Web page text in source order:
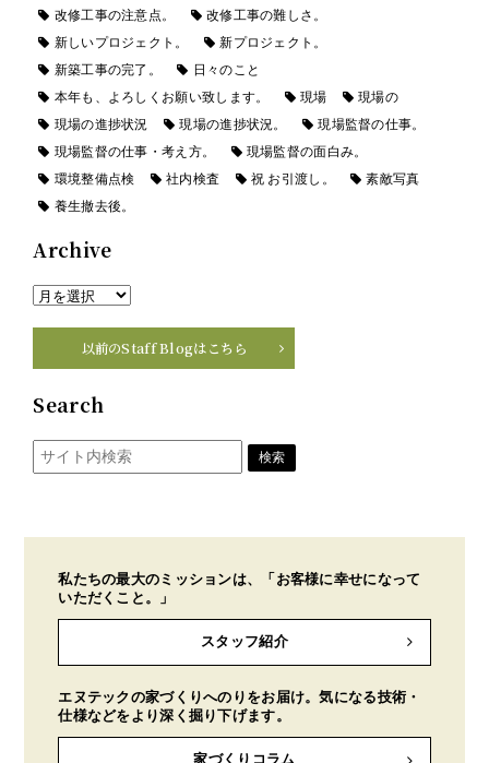
改修工事の注意点。
改修工事の難しさ。
新しいプロジェクト。
新プロジェクト。
新築工事の完了。
日々のこと
本年も、よろしくお願い致します。
現場
現場の
現場の進捗状況
現場の進捗状況。
現場監督の仕事。
現場監督の仕事・考え方。
現場監督の面白み。
環境整備点検
社内検査 祝 お引渡し。
素敵写真
養生撤去後。
Archive
以前のStaff Blogはこちら
Search
私たちの最大のミッションは、「お客様に幸せになって
いただくこと。」
スタッフ紹介
エヌテックの家づくりへのりをお届け。気になる技術・
仕様などをより深く掘り下げます。
家づくりコラム